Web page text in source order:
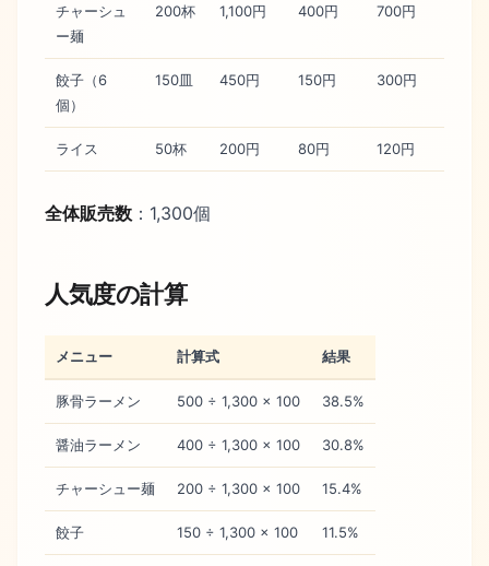
チャーシュ
ー麺
200杯 1,100円 400円 700円
餃子（6
個）
150皿 450円 150円 300円
ライス 50杯 200円 80円 120円
全体販売数 ：1,300個
人気度の計算
メニュー 計算式 結果
豚骨ラーメン 500 ÷ 1,300 × 100 38.5%
醤油ラーメン 400 ÷ 1,300 × 100 30.8%
チャーシュー麺 200 ÷ 1,300 × 100 15.4%
餃子 150 ÷ 1,300 × 100 11.5%